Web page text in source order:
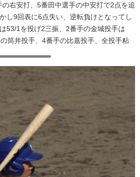
右安打、5番田中選手の中安打で2点を追
し9回表に6点失い、逆転負けとなってし
53/1を投げ2三振、2番手の金城投手は
筒井投手、4番手の比嘉投手、全投手粘